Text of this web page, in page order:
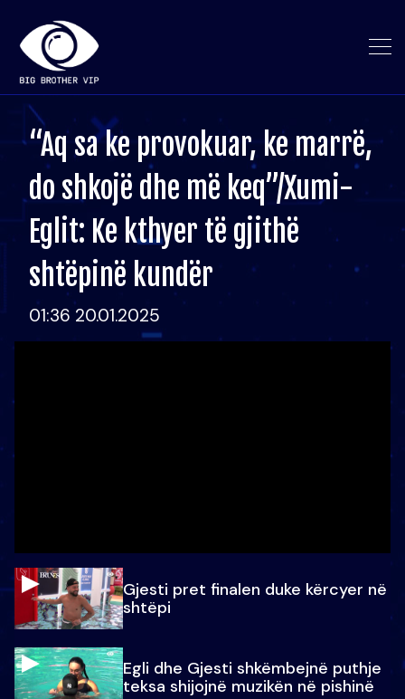
“Aq sa ke provokuar, ke marrë,
do shkojë dhe më keq”/Xumi-
Eglit: Ke kthyer të gjithë
shtëpinë kundër
01:36 20.01.2025
Gjesti pret finalen duke kërcyer në
shtëpi
Egli dhe Gjesti shkëmbejnë puthje
teksa shijojnë muzikën në pishinë